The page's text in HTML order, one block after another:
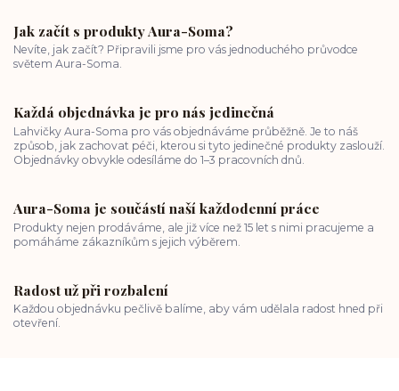
Jak začít s produkty Aura-Soma?
Nevíte, jak začít? Připravili jsme pro vás jednoduchého průvodce
světem Aura-Soma.
Každá objednávka je pro nás jedinečná
Lahvičky Aura-Soma pro vás objednáváme průběžně. Je to náš
způsob, jak zachovat péči, kterou si tyto jedinečné produkty zaslouží.
Objednávky obvykle odesíláme do 1–3 pracovních dnů.
Aura-Soma je součástí naší každodenní práce
Produkty nejen prodáváme, ale již více než 15 let s nimi pracujeme a
pomáháme zákazníkům s jejich výběrem.
Radost už při rozbalení
Každou objednávku pečlivě balíme, aby vám udělala radost hned při
otevření.